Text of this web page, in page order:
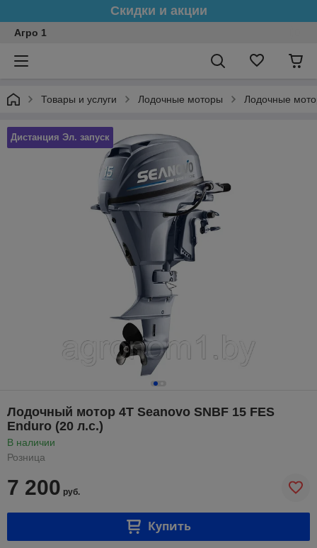
Скидки и акции
Агро 1
Товары и услуги Лодочные моторы Лодочные
Дистанция Эл. запуск
Лодочный мотор 4T Seanovo SNBF 15 FES
Enduro (20 л.с.)
В наличии
Розница
7 200 руб.
Купить